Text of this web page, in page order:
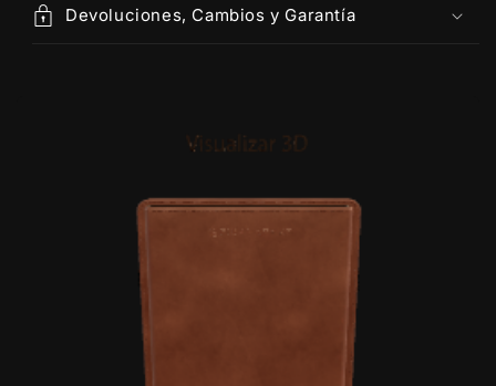
Devoluciones, Cambios y Garantía